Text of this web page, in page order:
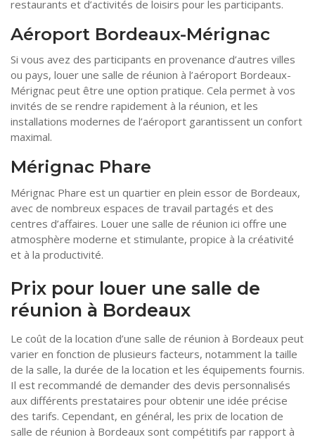
restaurants et d’activités de loisirs pour les participants.
Aéroport Bordeaux-Mérignac
Si vous avez des participants en provenance d’autres villes
ou pays, louer une salle de réunion à l’aéroport Bordeaux-
Mérignac peut être une option pratique. Cela permet à vos
invités de se rendre rapidement à la réunion, et les
installations modernes de l’aéroport garantissent un confort
maximal.
Mérignac Phare
Mérignac Phare est un quartier en plein essor de Bordeaux,
avec de nombreux espaces de travail partagés et des
centres d’affaires. Louer une salle de réunion ici offre une
atmosphère moderne et stimulante, propice à la créativité
et à la productivité.
Prix pour louer une salle de
réunion à Bordeaux
Le coût de la location d’une salle de réunion à Bordeaux peut
varier en fonction de plusieurs facteurs, notamment la taille
de la salle, la durée de la location et les équipements fournis.
Il est recommandé de demander des devis personnalisés
aux différents prestataires pour obtenir une idée précise
des tarifs. Cependant, en général, les prix de location de
salle de réunion à Bordeaux sont compétitifs par rapport à